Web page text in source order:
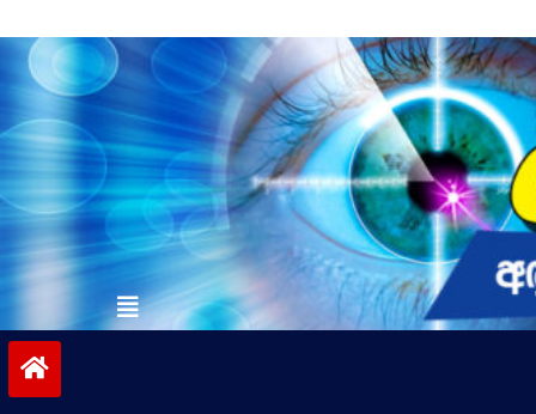
to
contentvinivida.lk